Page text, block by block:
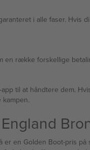
i alle faser. Hvis
række forskellige
til at håndtere dem.
se kampen.
en Golden Boot-pris